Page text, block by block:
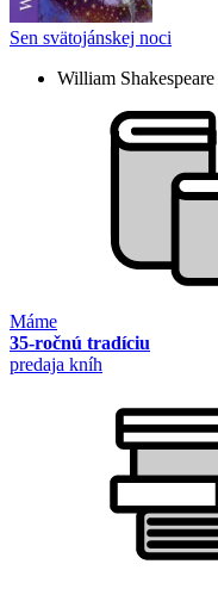
Sen svätojánskej noci
William Shakespeare
Máme
35-ročnú tradíciu
predaja kníh